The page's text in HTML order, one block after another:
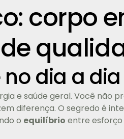
corpo
dia a dia
e saúde geral. Você não
diferença. O segredo é
o equilíbrio entre esforço